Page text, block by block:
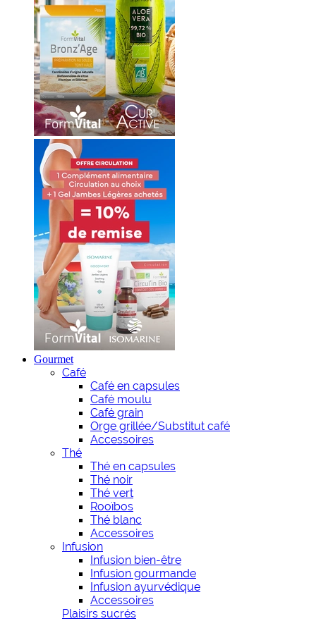
Gourmet
Café
Café en capsules
Café moulu
Café grain
Orge grillée/Substitut café
Accessoires
Thé
Thé en capsules
Thé noir
Thé vert
Rooïbos
Thé blanc
Accessoires
Infusion
Infusion bien-être
Infusion gourmande
Infusion ayurvédique
Accessoires
Plaisirs sucrés